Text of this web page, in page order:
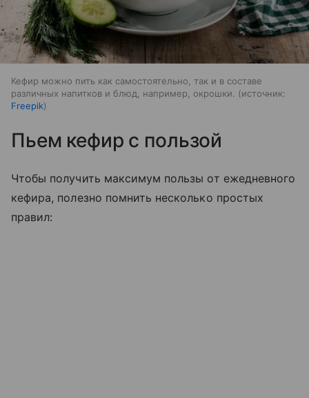
Кефир можно пить как самостоятельно, так и в составе
различных напитков и блюд, например, окрошки.
источник:
Freepik
Пьем кефир с пользой
Чтобы получить максимум пользы от ежедневного
кефира, полезно помнить несколько простых
правил: